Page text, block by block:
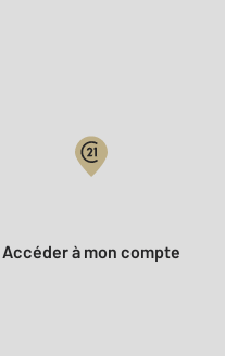
Accéder à mon compte